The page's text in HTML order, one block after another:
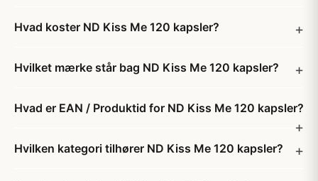
Hvad koster ND Kiss Me 120 kapsler?
Hvilket mærke står bag ND Kiss Me 120 kapsler?
Hvad er EAN / Produktid for ND Kiss Me 120 kapsler?
Hvilken kategori tilhører ND Kiss Me 120 kapsler?